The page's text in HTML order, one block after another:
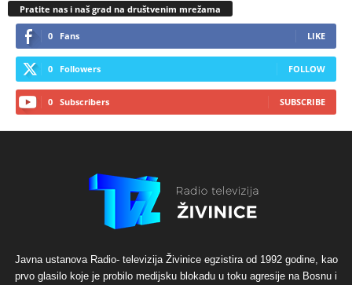
Pratite nas i naš grad na društvenim mrežama
0 Fans LIKE
0 Followers FOLLOW
0 Subscribers SUBSCRIBE
Javna ustanova Radio- televizija Živinice egzistira od 1992 godine, kao
prvo glasilo koje je probilo medijsku blokadu u toku agresije na Bosnu i